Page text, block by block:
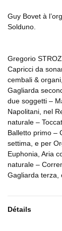
Guy Bovet à
Solduno.
Gregorio
Capricci da
cembali &
Gagliarda
due soggetti –
Napolitani, nel
naturale –
Balletto primo –
settima, e per
Euphonia, Aria
naturale –
Gagliarda terza,
Détails